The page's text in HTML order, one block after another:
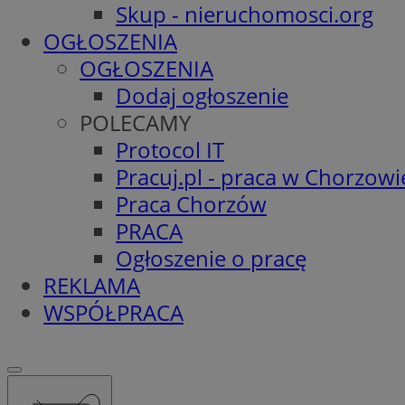
Skup - nieruchomosci.org
OGŁOSZENIA
OGŁOSZENIA
Dodaj ogłoszenie
POLECAMY
Protocol IT
Pracuj.pl - praca w
Praca Chorzów
PRACA
Ogłoszenie o pracę
REKLAMA
WSPÓŁPRACA